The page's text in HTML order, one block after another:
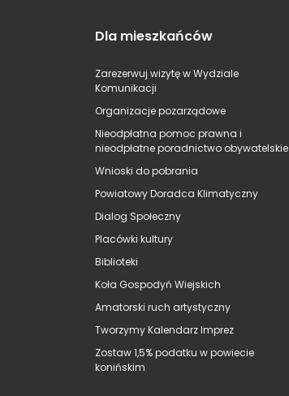
Dla mieszkańców
Zarezerwuj wizytę w Wydziale
Komunikacji
Organizacje pozarządowe
Nieodpłatna pomoc prawna i
nieodpłatne poradnictwo obywatelskie
Wnioski do pobrania
Powiatowy Doradca Klimatyczny
Dialog Społeczny
Placówki kultury
Biblioteki
Koła Gospodyń Wiejskich
Amatorski ruch artystyczny
Tworzymy Kalendarz Imprez
Zostaw 1,5% podatku w powiecie
konińskim